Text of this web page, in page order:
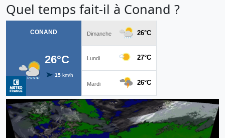
Quel temps fait-il à Conand ?